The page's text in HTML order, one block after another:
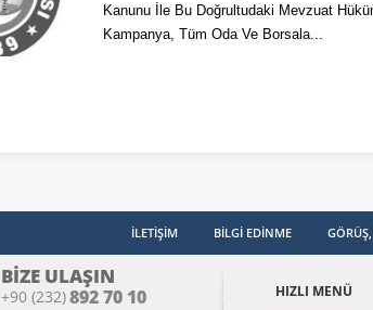
Kanunu İle Bu Doğrultudaki Mevzuat
Kampanya, Tüm Oda Ve Borsala...
İLETİŞİM BILGI EDINME
BİZE ULAŞIN
+90 (232)892 70 10 HIZLI MENÜ